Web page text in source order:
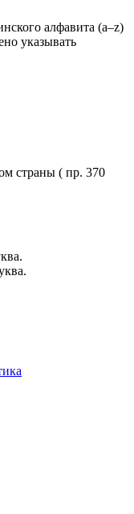
алфавита (a–z)
указывать
страны ( пр. 370